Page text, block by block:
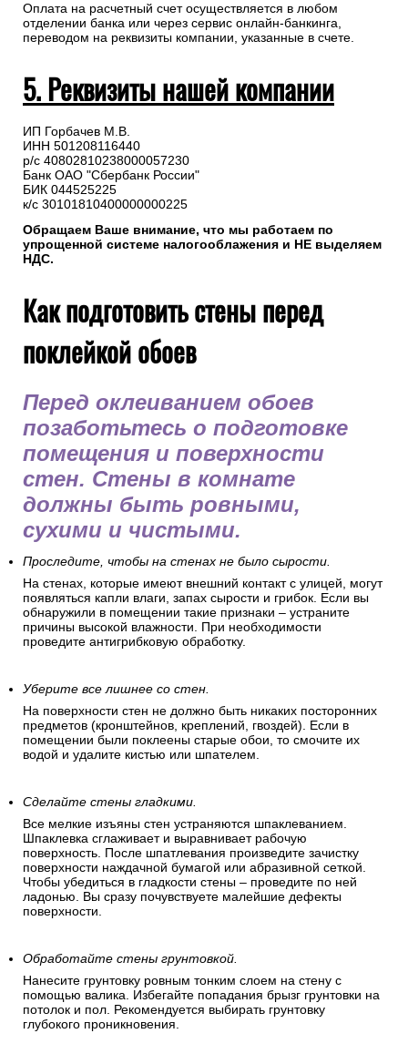
Оплата на расчетный счет осуществляется в любом
отделении банка или через сервис онлайн-банкинга,
переводом на реквизиты компании, указанные в счете.
5. Реквизиты нашей компании
ИП Горбачев М.В.
ИНН 501208116440
р/с 40802810238000057230
Банк ОАО "Сбербанк России"
БИК 044525225
к/с 30101810400000000225
Обращаем Ваше внимание, что мы работаем по
упрощенной системе налогооблажения и НЕ выделяем
НДС.
Как подготовить стены перед
поклейкой обоев
Перед оклеиванием обоев
позаботьтесь о подготовке
помещения и поверхности
стен. Стены в комнате
должны быть ровными,
сухими и чистыми.
Проследите, чтобы на стенах не было сырости.
На стенах, которые имеют внешний контакт с улицей, могут
появляться капли влаги, запах сырости и грибок. Если вы
обнаружили в помещении такие признаки – устраните
причины высокой влажности. При необходимости
проведите антигрибковую обработку.
Уберите все лишнее со стен.
На поверхности стен не должно быть никаких посторонних
предметов (кронштейнов, креплений, гвоздей). Если в
помещении были поклеены старые обои, то смочите их
водой и удалите кистью или шпателем.
Сделайте стены гладкими.
Все мелкие изъяны стен устраняются шпаклеванием.
Шпаклевка сглаживает и выравнивает рабочую
поверхность. После шпатлевания произведите зачистку
поверхности наждачной бумагой или абразивной сеткой.
Чтобы убедиться в гладкости стены – проведите по ней
ладонью. Вы сразу почувствуете малейшие дефекты
поверхности.
Обработайте стены грунтовкой.
Нанесите грунтовку ровным тонким слоем на стену с
помощью валика. Избегайте попадания брызг грунтовки на
потолок и пол. Рекомендуется выбирать грунтовку
глубокого проникновения.